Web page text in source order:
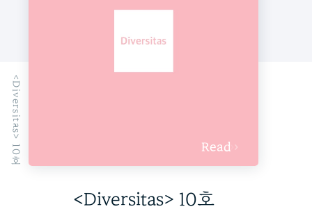
<Diversitas> 10호 Read
<Diversitas> 10호